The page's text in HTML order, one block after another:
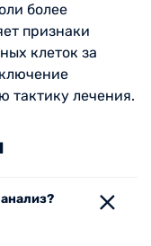
более
признаки
клеток за
тактику лечения.